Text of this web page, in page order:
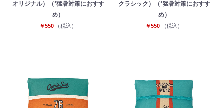
オリジナル）（*猛暑対策におすす
め）
￥550 （税込）
クラシック）（*猛暑対策におすす
め）
￥550 （税込）